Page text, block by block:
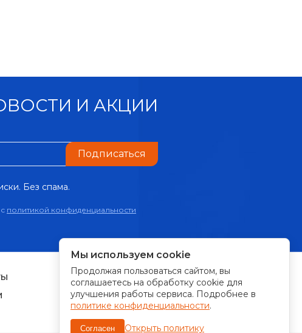
И АКЦИИ
Подписаться
Без спама.
политикой конфиденциальности
ПРИНИМАЕМ К ОПЛАТЕ:
Мы используем cookie
Продолжая пользоваться сайтом, вы
соглашаетесь на обработку cookie для
улучшения работы сервиса. Подробнее в
политике конфиденциальности.
Согласен Открыть политику